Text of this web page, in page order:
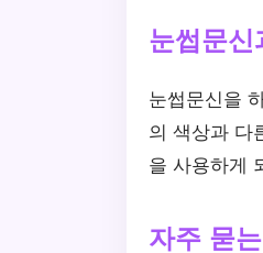
눈썹문
눈썹문신을
의 색상과 다
을 사용하게
자주 묻